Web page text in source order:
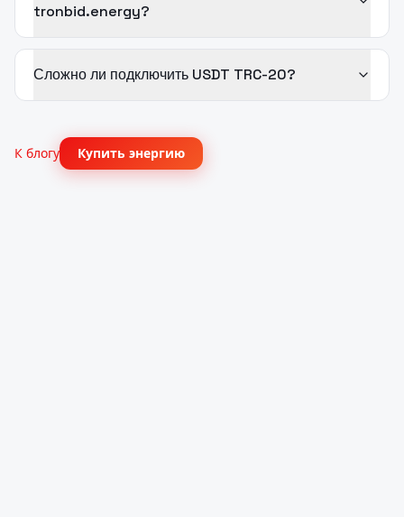
tronbid.energy?
Сложно ли подключить USDT TRC-20?
К блогу Купить энергию